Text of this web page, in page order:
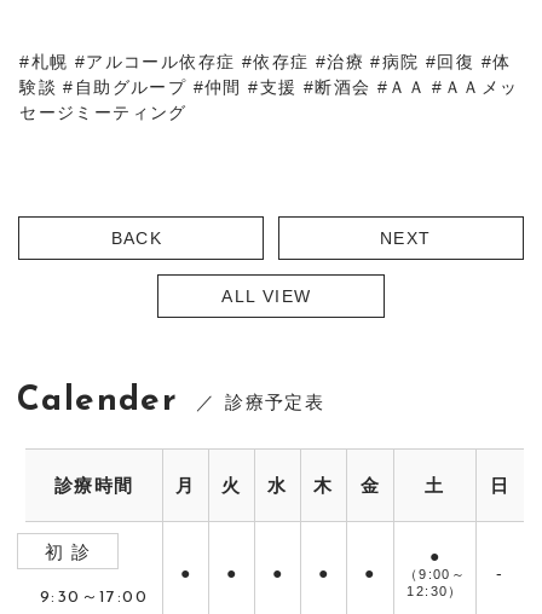
#札幌 #アルコール依存症 #依存症 #治療 #病院 #回復 #体
験談 #自助グループ #仲間 #支援 #断酒会 #ＡＡ #ＡＡメッ
セージミーティング
BACK
ALL VIEW
NEXT
Calender 診療予定表
診療時間 月 火 水 木 金 土 日
初 診
9:30～17:00
● ● ● ● ●
●
（9:00～
12:30）
-